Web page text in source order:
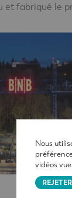
et fabriqué le
Nous
vidéos